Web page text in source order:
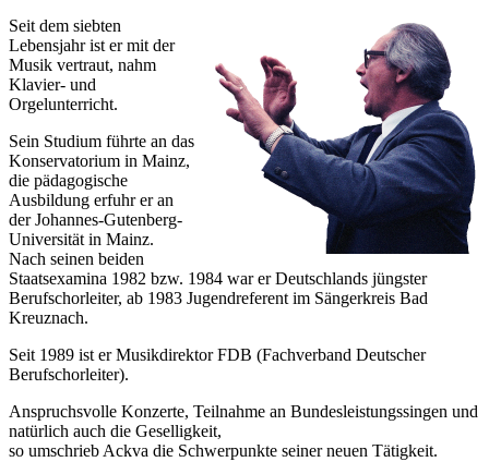
Seit dem siebten
Lebensjahr ist er mit der
Musik vertraut, nahm
Klavier- und
Orgelunterricht.
Sein Studium führte an das
Konservatorium in Mainz,
die pädagogische
Ausbildung erfuhr er an
der Johannes-Gutenberg-
Universität in Mainz.
Nach seinen beiden
Staatsexamina 1982 bzw. 1984 war er Deutschlands jüngster
Berufschorleiter, ab 1983 Jugendreferent im Sängerkreis Bad
Kreuznach.
Seit 1989 ist er Musikdirektor FDB (Fachverband Deutscher
Berufschorleiter).
Anspruchsvolle Konzerte, Teilnahme an Bundesleistungssingen und
natürlich auch die Geselligkeit,
so umschrieb Ackva die Schwerpunkte seiner neuen Tätigkeit.